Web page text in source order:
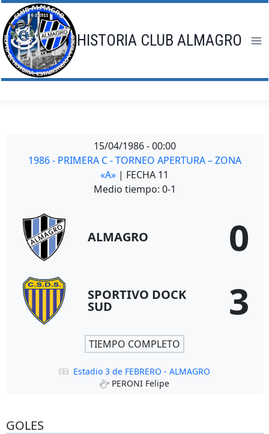
Saltar
al
contenido
HISTORIA CLUB ALMAGRO
15/04/1986 - 00:00
1986 - PRIMERA C - TORNEO APERTURA – ZONA
«A» | FECHA 11
Medio tiempo: 0-1
ALMAGRO 0
SPORTIVO DOCK
SUD 3
TIEMPO COMPLETO
Estadio 3 de FEBRERO - ALMAGRO
PERONI Felipe
GOLES